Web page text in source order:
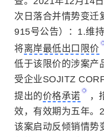
次日落合并情势变迁
915号公告）：1.维
将离岸最低出口限价
低于该限价的涉案产
受企业SOJITZ
提出的价格承诺
，
效，有效期为五年。
该案启动反倾销情势